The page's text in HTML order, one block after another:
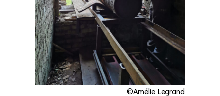
©Amélie Legrand